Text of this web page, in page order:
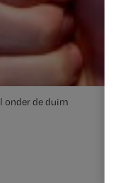
onder de duim